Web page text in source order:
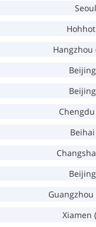
Hohhot
Hangzhou
Chengdu
Beihai
Changsha
Guangzhou
Xiamen